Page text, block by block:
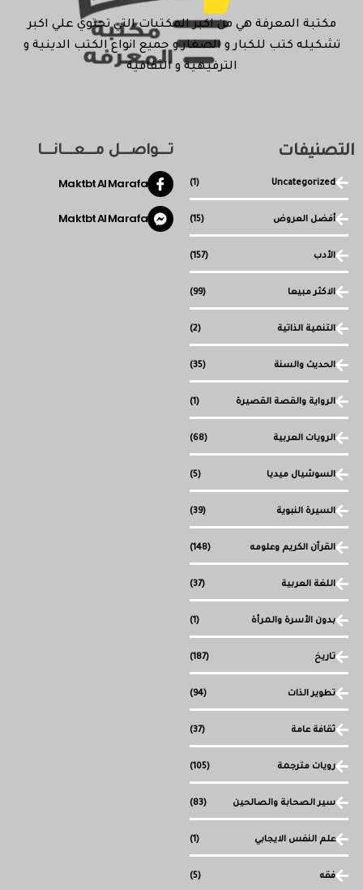
مكتبة المعرفة هي من اكبر المكتبات التي تحتوي علي اكبر
تشكيله كتب للكبار و الصغار و جميع انواع الكتب الدينية و
الترفيهية و الثقافية
التصنيفات
Uncategorized
(1)
أفضل العروض (15)
الأدب (157)
الاكثر مبيعا (99)
التنمية الذاتية (2)
الحديث والسنة (35)
الرواية والقصة القصيرة (1)
الرويات العربية (68)
السوشيال ميديا (5)
السيرة النبوية (39)
القرآن الكريم وعلومه (148)
اللغة العربية (37)
بدون الأسرة والمرأة (1)
تاريخ (187)
تطوير الذات (94)
ثقافة عامة (37)
رويات مترجمة (105)
سير الصحابة والصالحين (83)
علم النفس الايجابي (1)
فقه (5)
تـــواصـــل مـــعـــانـــا
Maktbt Al Marafa
Maktbt Al Marafa